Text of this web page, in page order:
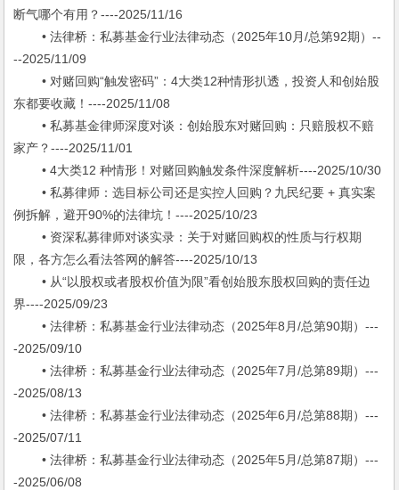
断气哪个有用？----2025/11/16
• 法律桥：私募基金行业法律动态（2025年10月/总第92期）--
--2025/11/09
• 对赌回购“触发密码”：4大类12种情形扒透，投资人和创始股
东都要收藏！----2025/11/08
• 私募基金律师深度对谈：创始股东对赌回购：只赔股权不赔
家产？----2025/11/01
• 4大类12 种情形！对赌回购触发条件深度解析----2025/10/30
• 私募律师：选目标公司还是实控人回购？九民纪要 + 真实案
例拆解，避开90%的法律坑！----2025/10/23
• 资深私募律师对谈实录：关于对赌回购权的性质与行权期
限，各方怎么看法答网的解答----2025/10/13
• 从“以股权或者股权价值为限”看创始股东股权回购的责任边
界----2025/09/23
• 法律桥：私募基金行业法律动态（2025年8月/总第90期）---
-2025/09/10
• 法律桥：私募基金行业法律动态（2025年7月/总第89期）---
-2025/08/13
• 法律桥：私募基金行业法律动态（2025年6月/总第88期）---
-2025/07/11
• 法律桥：私募基金行业法律动态（2025年5月/总第87期）---
-2025/06/08